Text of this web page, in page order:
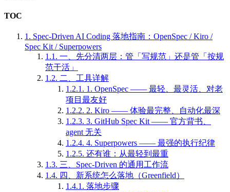
TOC
1. Spec-Driven AI Coding 落地指南：OpenSpec / Kiro /
Spec Kit / Superpowers
1.1. 一、先分清两层：管「写规范」还是管「按规
范干活」
1.2. 二、工具详解
1.2.1. 1. OpenSpec —— 最轻、最灵活、对老
项目最友好
1.2.2. 2. Kiro —— 体验最完整、自动化最深
1.2.3. 3. GitHub Spec Kit —— 官方背书、
agent 无关
1.2.4. 4. Superpowers —— 最强的执行纪律
1.2.5. 还有谁：从最轻到最重
1.3. 三、Spec-Driven 的通用工作流
1.4. 四、新系统怎么落地（Greenfield）
1.4.1. 落地步骤